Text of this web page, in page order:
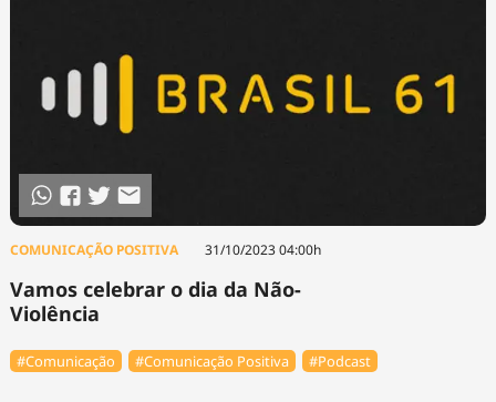
COMUNICAÇÃO POSITIVA 31/10/2023 04:00h
Vamos celebrar o dia da Não-
Violência
#Comunicação #Comunicação Positiva #Podcast